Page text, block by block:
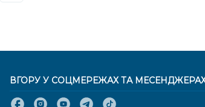
ВГОРУ У СОЦМЕРЕЖАХ ТА